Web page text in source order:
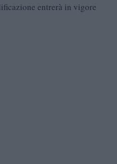
entrerà in vigore